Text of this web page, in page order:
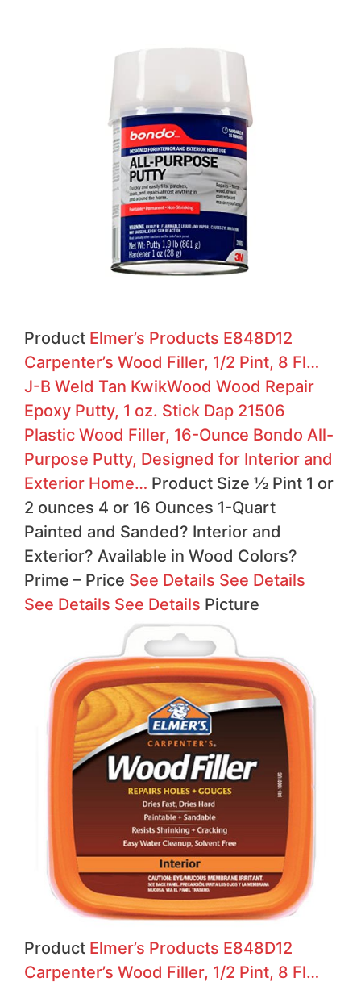
Product Elmer’s Products E848D12
Carpenter’s Wood Filler, 1/2 Pint, 8 Fl…
J-B Weld Tan KwikWood Wood Repair
Epoxy Putty, 1 oz. Stick Dap 21506
Plastic Wood Filler, 16-Ounce Bondo All-
Purpose Putty, Designed for Interior and
Exterior Home… Product Size ½ Pint 1 or
2 ounces 4 or 16 Ounces 1-Quart
Painted and Sanded? Interior and
Exterior? Available in Wood Colors?
Prime – Price See Details See Details
See Details See Details Picture
Product Elmer’s Products E848D12
Carpenter’s Wood Filler, 1/2 Pint, 8 Fl…